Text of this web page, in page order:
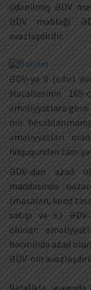
ödənilmiş ƏDV
ƏDV məbləği
əvəzləşdirilir.
ƏDV-yə 0 (sıfır)
Məcəlləsinin
əməliyyatlara görə
nin
əməliyyatları
hüququndan tam
ƏDV-dən azad
maddəsində
(məsələn, kənd
satışı və s.)
olunan
həcmində azad
ƏDV-nin
Beləliklə,